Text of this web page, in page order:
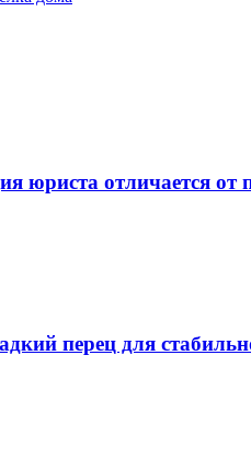
юриста отличается от
перец для